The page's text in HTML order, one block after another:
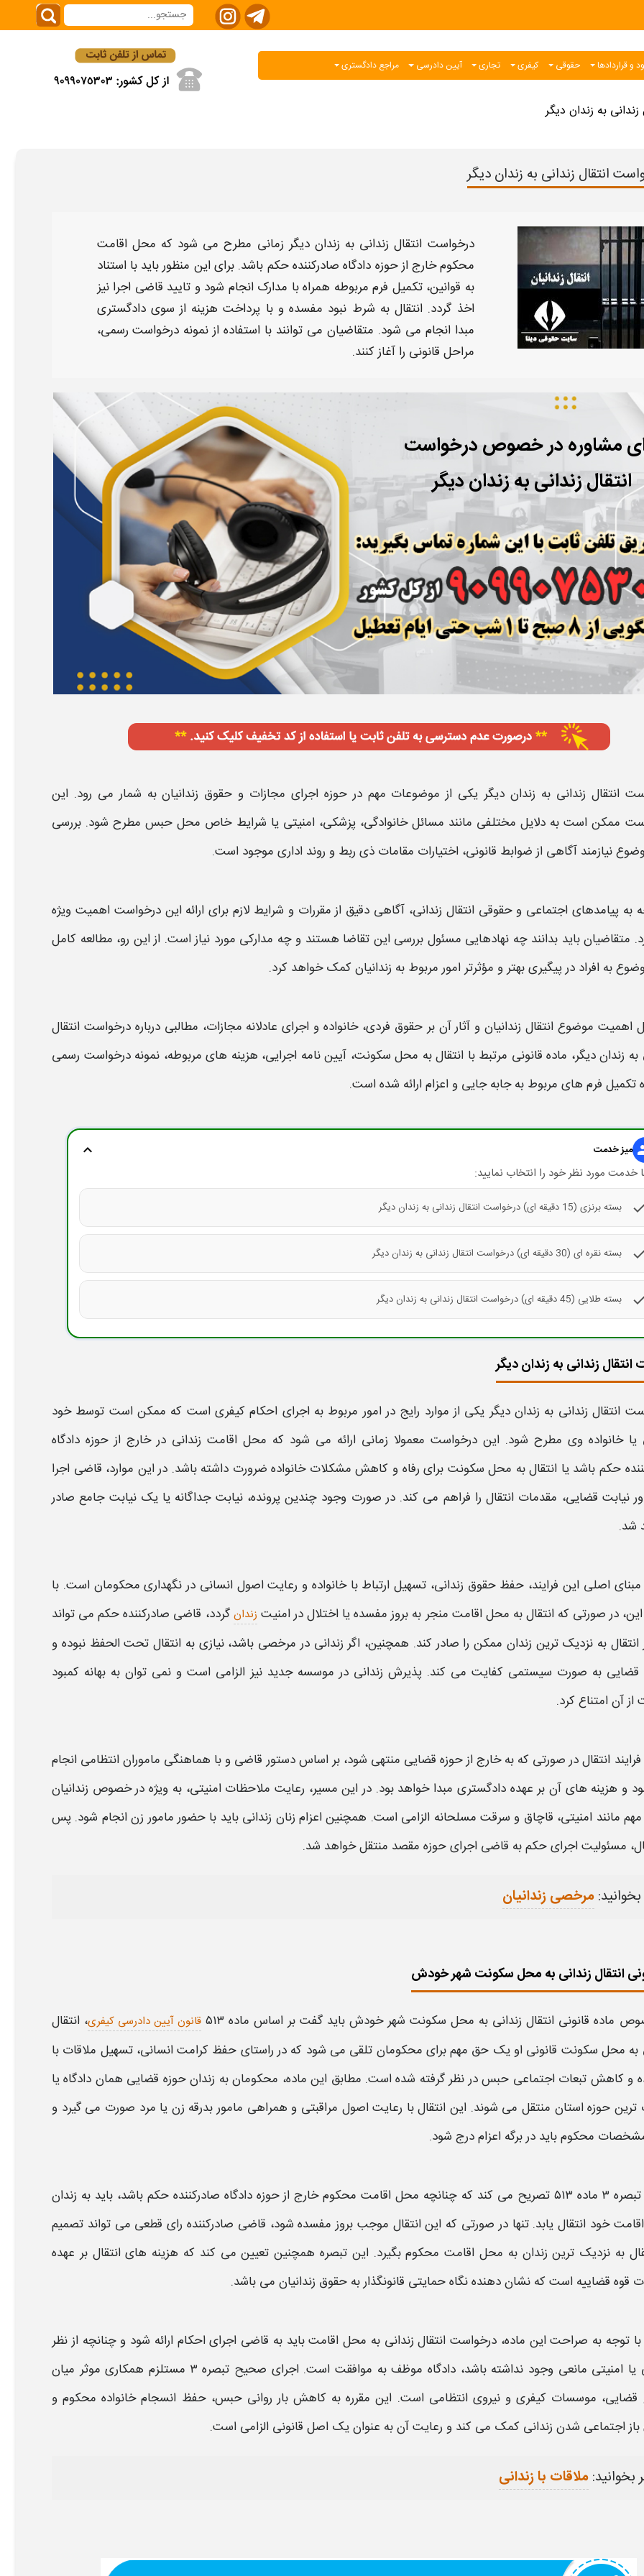
و قراردادها حقوقی کیفری تجاری آیین دادرسی مراجع دادگستری
به زندان دیگر
انتقال زندانی به زندان دیگر
درخواست انتقال زندانی به زندان دیگر زمانی مطرح می شود که محل اقامت
محکوم خارج از حوزه دادگاه صادرکننده حکم باشد. برای این منظور باید با استناد
به قوانین،تکمیل فرممربوطه همراه با مدارک انجام شود و تایید قاضی اجرا نیز
اخذ گردد. انتقالبه شرط نبود مفسده و با پرداخت هزینه از سوی دادگستری
مبدا انجام می شود. متقاضیان می توانند با استفاده ازنمونه درخواسترسمی،
مراحل قانونی را آغاز کنند.
مشاوره در خصوص درخواست
انتقال زندانی به زندان دیگر
انتقال زندانیبه زندان دیگر یکی از موضوعات مهم در حوزه اجرای مجازات و حقوق زندانیان به شمار می رود. این
ممکن است به دلایل مختلفی مانند مسائل خانوادگی، پزشکی، امنیتی یا شرایط خاص محل حبس مطرح شود. بررسی
نیازمند آگاهی از ضوابط قانونی، اختیارات مقامات ذی ربط و روند اداری موجود است.
به پیامدهای اجتماعی و حقوقیانتقال زندانی، آگاهی دقیق از مقررات و شرایط لازم برای ارائه ایندرخواستاهمیت ویژه
متقاضیان باید بدانند چه نهادهایی مسئول بررسی این تقاضا هستند و چه مدارکی مورد نیاز است. از این رو، مطالعه کامل
به افراد در پیگیری بهتر و مؤثرتر امور مربوط به زندانیان کمک خواهد کرد.
اهمیت موضوع انتقال زندانیان و آثار آن بر حقوق فردی، خانواده و اجرای عادلانه مجازات، مطالبی دربارهدرخواست انتقال
به زنداندیگر، ماده قانونی مرتبط با انتقالبه محل سکونت، آیین نامه اجرایی، هزینه های مربوطه، نمونه درخواست رسمی
تکمیل فرم های مربوط به جابه جایی و اعزام ارائه شده است.
میز خدمت expand_more
خدمت مورد نظر خود را انتخاب نمایید:
بسته برنزی (15 دقیقه ای) درخواست انتقال زندانی به زندان دیگر
بسته نقره ای (30 دقیقه ای) درخواست انتقال زندانی به زندان دیگر
بسته طلایی (45 دقیقه ای) درخواست انتقال زندانی به زندان دیگر
زندانی به زندان دیگر
انتقال زندانی به زندان دیگر یکی از موارد رایج در امور مربوط به اجرای احکام کیفری است که ممکن است توسط خود
یا خانواده وی مطرح شود. ایندرخواست معمولا زمانی ارائه می شود که محل اقامت زندانی در خارج از حوزه دادگاه
حکم باشد یا انتقالبه محل سکونت برای رفاه و کاهش مشکلات خانواده ضرورت داشته باشد. در این موارد، قاضی اجرا
نیابت قضایی، مقدمات انتقالرا فراهم می کند. در صورت وجود چندین پرونده، نیابت جداگانه یا یک نیابت جامع صادر
شد.
مبنای اصلی این فرایند، حفظ حقوق زندانی، تسهیل ارتباط با خانواده و رعایت اصول انسانی در نگهداری محکومان است. با
در صورتی کهانتقالبه محل اقامت منجر به بروز مفسده یا اختلال در امنیت زندان گردد، قاضی صادرکننده حکم می تواند
انتقال به نزدیک ترین زندان ممکن را صادر کند. همچنین، اگر زندانی در مرخصی باشد، نیازی به انتقال تحت الحفظ نبوده و
قضایی به صورت سیستمی کفایت می کند. پذیرش زندانی در موسسه جدید نیز الزامی است و نمی توان به بهانه کمبود
آن امتناع کرد.
فرایند انتقالدر صورتی که به خارج از حوزه قضایی منتهی شود، بر اساس دستور قاضی و با هماهنگی ماموران انتظامی انجام
و هزینه های آن بر عهده دادگستری مبدا خواهد بود. در این مسیر، رعایت ملاحظات امنیتی، به ویژه در خصوص زندانیان
مهم مانند امنیتی، قاچاق و سرقت مسلحانه الزامی است. همچنین اعزام زنان زندانی باید با حضور مامور زن انجام شود. پس
، مسئولیت اجرای حکم به قاضی اجرای حوزه مقصد منتقل خواهد شد.
مرخصی زندانیان
انتقال زندانی به محل سکونت شهر خودش
ماده قانونی انتقال زندانی به محل سکونت شهر خودشباید گفت بر اساس ماده ۵۱۳ قانون آیین دادرسی کیفری، انتقال
به محل سکونت قانونی او یک حق مهم برای محکومان تلقی می شود که در راستای حفظ کرامت انسانی، تسهیل ملاقات با
و کاهش تبعات اجتماعی حبس در نظر گرفته شده است. مطابق این ماده، محکومان به زندانحوزه قضایی همان دادگاه یا
ترین حوزه استان منتقل می شوند. این انتقالبا رعایت اصول مراقبتی و همراهی مامور بدرقه زن یا مرد صورت می گیرد و
محکوم باید در برگه اعزام درج شود.
تبصره ۳ ماده ۵۱۳ تصریح می کند که چنانچه محل اقامت محکوم خارج از حوزه دادگاه صادرکننده حکم باشد، باید به زندان
خود انتقالیابد. تنها در صورتی که اینانتقال موجب بروز مفسدهشود، قاضی صادرکننده رای قطعی می تواند تصمیم
به نزدیک ترین زندان به محل اقامت محکوم بگیرد. این تبصره همچنین تعیین می کند که هزینه های انتقال بر عهده
قوه قضاییه است که نشان دهنده نگاه حمایتی قانونگذار به حقوق زندانیان می باشد.
با توجه به صراحت این ماده، درخواست انتقال زندانی به محل اقامت باید به قاضی اجرای احکام ارائه شود و چنانچه از نظر
قانونی یا امنیتی مانعی وجود نداشته باشد، دادگاه موظف به موافقت است. اجرای صحیح تبصره ۳ مستلزم همکاری موثر میان
قضایی، موسسات کیفری و نیروی انتظامی است. این مقرره به کاهش بار روانی حبس، حفظ انسجام خانواده محکوم و
باز اجتماعی شدن زندانی کمک می کند و رعایت آن به عنوان یک اصل قانونی الزامی است.
بخوانید: ملاقات با زندانی